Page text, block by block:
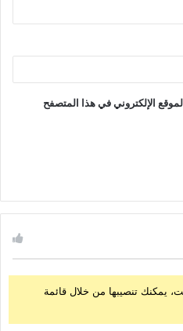
الإلكتروني في هذا المتصفح
يمكنك تنصيبها من خلال قائمة